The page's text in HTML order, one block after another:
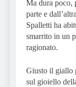
Ma dura poco,
parte e
Spalletti ha
smarrito in un
ragionato.
Giusto il giallo
sul gioiello